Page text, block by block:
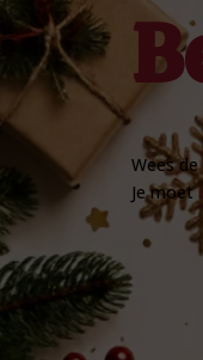
Wees
Je moet